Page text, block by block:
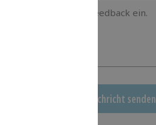
Bitte gib hier dein Feedback ein.
Nachricht senden